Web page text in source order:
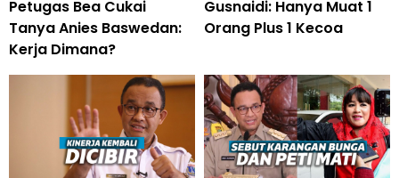
Petugas Bea Cukai
Tanya Anies Baswedan:
Kerja Dimana?
Gusnaidi: Hanya Muat 1
Orang Plus 1 Kecoa